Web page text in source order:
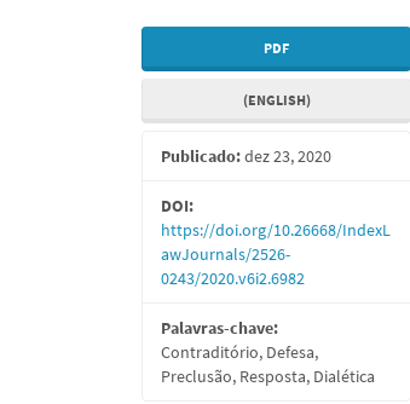
Barra
lateral
de
artigos
PDF
(ENGLISH)
Publicado:dez 23, 2020
DOI:
https://doi.org/10.26668/IndexL
awJournals/2526-
0243/2020.v6i2.6982
Palavras-chave:
Contraditório, Defesa,
Preclusão, Resposta, Dialética